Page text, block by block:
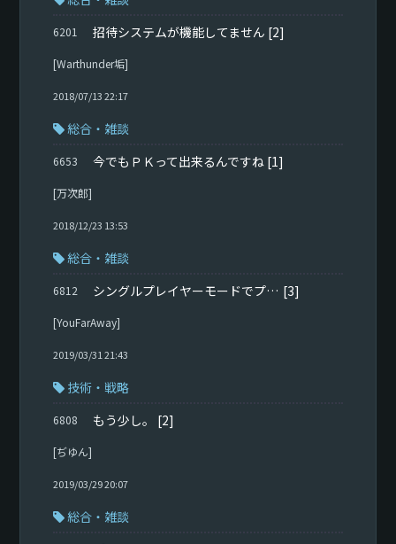
6201 招待システムが機能してません [2]
[Warthunder垢]
2018/07/13 22:17
総合・雑談
6653 今でもＰＫって出来るんですね [1]
[万次郎]
2018/12/23 13:53
総合・雑談
6812 シングルプレイヤーモードでプレイする方法が分かりません [3]
[YouFarAway]
2019/03/31 21:43
技術・戦略
6808 もう少し。 [2]
[ぢゆん]
2019/03/29 20:07
総合・雑談